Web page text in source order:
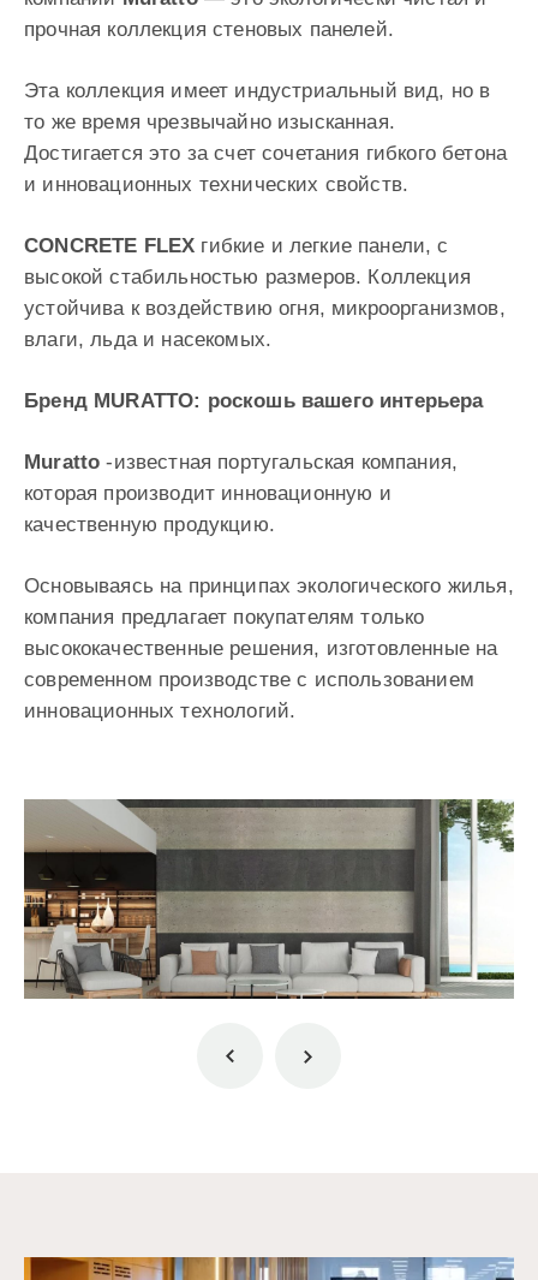
прочная коллекция стеновых панелей.
Эта коллекция имеет индустриальный вид, но в
то же время чрезвычайно изысканная.
Достигается это за счет сочетания гибкого бетона
и инновационных технических свойств.
CONCRETE FLEX гибкие и легкие панели, с
высокой стабильностью размеров. Коллекция
устойчива к воздействию огня, микроорганизмов,
влаги, льда и насекомых.
Бренд MURATTO: роскошь вашего интерьера
Muratto -известная португальская компания,
которая производит инновационную и
качественную продукцию.
Основываясь на принципах экологического жилья,
компания предлагает покупателям только
высококачественные решения, изготовленные на
современном производстве с использованием
инновационных технологий.